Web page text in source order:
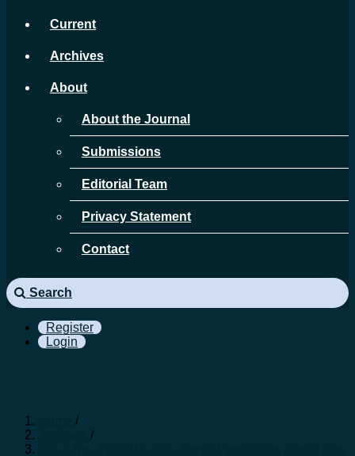
Current
Archives
About
About the Journal
Submissions
Editorial Team
Privacy Statement
Contact
Search
Register
Login
/
/